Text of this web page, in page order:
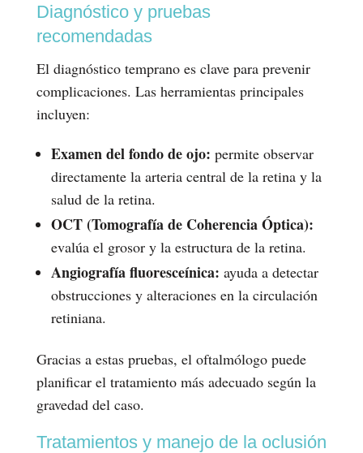
Diagnóstico y pruebas
recomendadas
El diagnóstico temprano es clave para prevenir
complicaciones. Las herramientas principales
incluyen:
Examen del fondo de ojo: permite observar
directamente la arteria central de la retina y la
salud de la retina.
OCT (Tomografía de Coherencia Óptica):
evalúa el grosor y la estructura de la retina.
Angiografía fluoresceínica: ayuda a detectar
obstrucciones y alteraciones en la circulación
retiniana.
Gracias a estas pruebas, el oftalmólogo puede
planificar el tratamiento más adecuado según la
gravedad del caso.
Tratamientos y manejo de la oclusión